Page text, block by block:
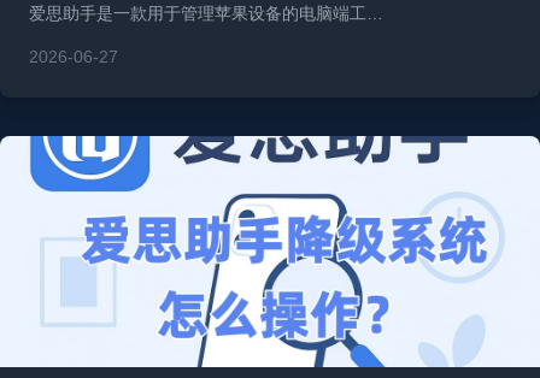
爱思助手是一款用于管理苹果设备的电脑端工…
2026-06-27